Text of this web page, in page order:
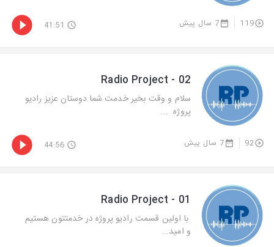
119 7 سال پیش 41:51
Radio Project - 02
سلام و وقت بخیر خدمت شما دوستان عزیز راديو
پروژه ...
92 7 سال پیش 44:56
Radio Project - 01
با اولین قسمت رادیو پروژه در خدمتتون هستیم
و امید...